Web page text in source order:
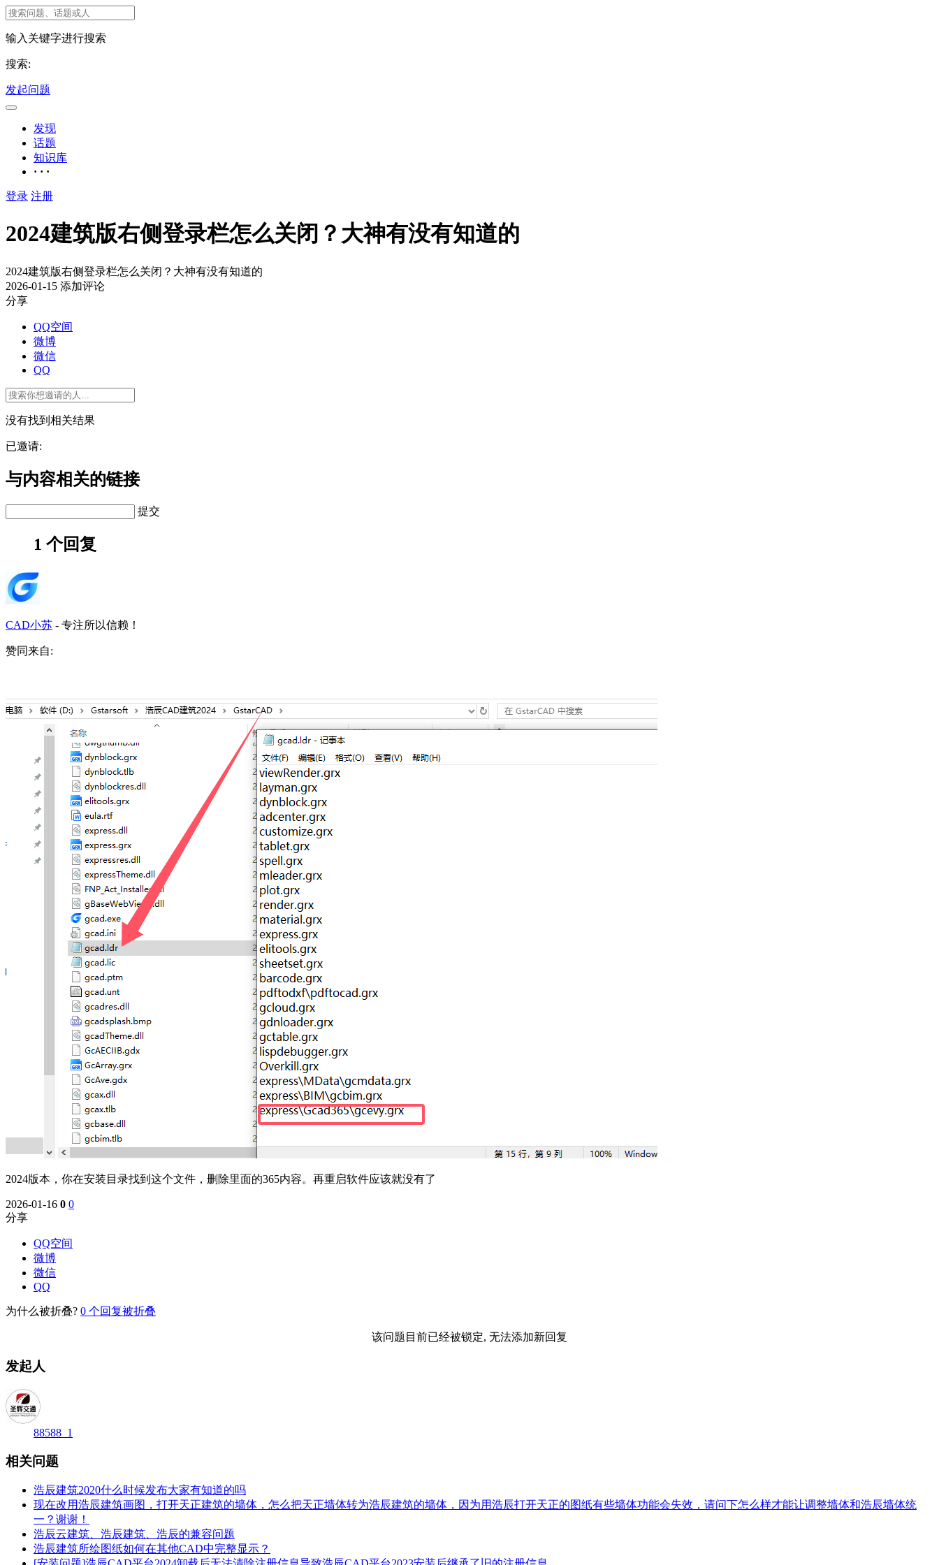
输入关键字进行搜索
搜索:
发起问题
发现
话题
知识库
· · ·
登录 注册
2024建筑版右侧登录栏怎么关闭？大神有没有知道的
2024建筑版右侧登录栏怎么关闭？大神有没有知道的
2026-01-15 添加评论
分享
QQ空间
微博
微信
QQ
没有找到相关结果
已邀请:
与内容相关的链接
提交
1 个回复
CAD小苏 - 专注所以信赖！
赞同来自:
2024版本，你在安装目录找到这个文件，删除里面的365内容。再重启软件应该就没有了
2026-01-16 0 0
分享
QQ空间
微博
微信
QQ
为什么被折叠? 0 个回复被折叠
该问题目前已经被锁定, 无法添加新回复
发起人
88588_1
相关问题
浩辰建筑2020什么时候发布大家有知道的吗
现在改用浩辰建筑画图，打开天正建筑的墙体，怎么把天正墙体转为浩辰建筑的墙体，因为用浩辰打开天正的图纸有些墙体功能会失效，请问下怎么样才能让调整墙体和浩辰墙体统
一？谢谢！
浩辰云建筑、浩辰建筑、浩辰的兼容问题
浩辰建筑所绘图纸如何在其他CAD中完整显示？